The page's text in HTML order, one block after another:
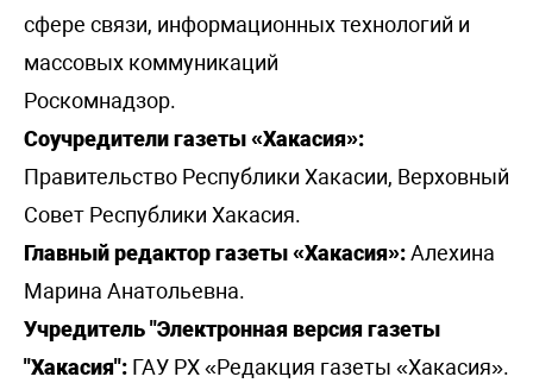
сфере связи, информационных технологий и
массовых коммуникаций
Роскомнадзор.
Соучредители газеты «Хакасия»:
Правительство Республики Хакасии, Верховный
Совет Республики Хакасия.
Главный редактор газеты «Хакасия»:Алехина
Марина Анатольевна.
Учредитель "Электронная версия газеты
"Хакасия": ГАУ РХ «Редакция газеты «Хакасия».